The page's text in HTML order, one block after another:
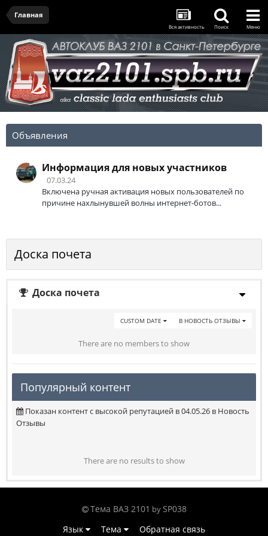
Главная
Вся активность Поиск Меню
Объявления
Информация для новых участников
07.03.24
Включена ручная активация новых пользователей по
причине нахлынувшей волны интернет-ботов...
Доска почета
Доска почета
В НОВОСТЬ ОТЗЫВЫ
CUSTOM DATE
There are no members to show
Популярный контент
Показан контент с высокой репутацией в 04.05.26 в Новость
Отзывы
There are no results to show
Тема ВАЗ 2101 by SP038
Язык
Тема Обратная связь